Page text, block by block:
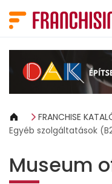
FRANCHISE
Egyéb szolgáltatások
Museum